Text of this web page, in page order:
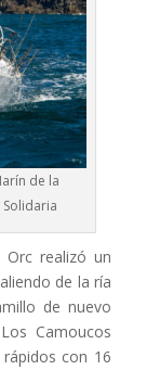
de la
Solidaria
realizó un
de la ría
de nuevo
Camoucos
con 16